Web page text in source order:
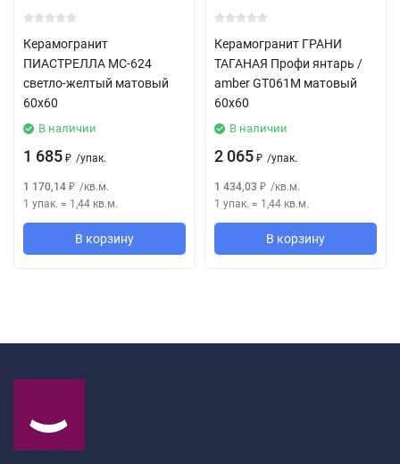
Керамогранит
ПИАСТРЕЛЛА MC-624
светло-желтый матовый
60x60
В наличии
1 685 ₽ /упак.
1 170,14 ₽ /кв.м.
1 упак. = 1,44 кв.м.
В корзину
Керамогранит ГРАНИ
ТАГАНАЯ Профи янтарь /
amber GT061M матовый
60x60
В наличии
2 065 ₽ /упак.
1 434,03 ₽ /кв.м.
1 упак. = 1,44 кв.м.
В корзину